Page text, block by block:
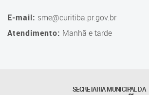
Tecnologia
E-mail: sme@curitiba.pr.gov.br
Atendimento: Manhã e tarde
SECRETARIA MUNICIPAL DA